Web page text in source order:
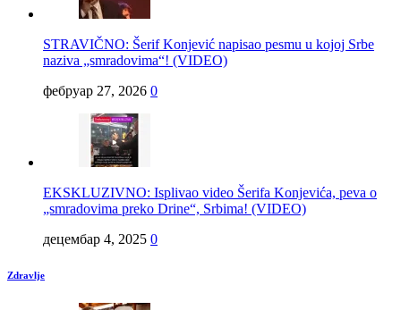
STRAVIČNO: Šerif Konjević napisao pesmu u kojoj Srbe
naziva „smradovima“! (VIDEO)
фебруар 27, 2026 0
EKSKLUZIVNO: Isplivao video Šerifa Konjevića, peva o
„smradovima preko Drine“, Srbima! (VIDEO)
децембар 4, 2025 0
Zdravlje